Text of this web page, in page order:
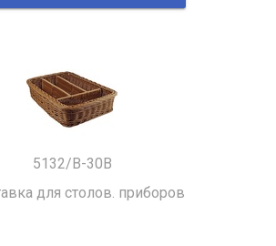
5132/B-30B
для столов. приборов